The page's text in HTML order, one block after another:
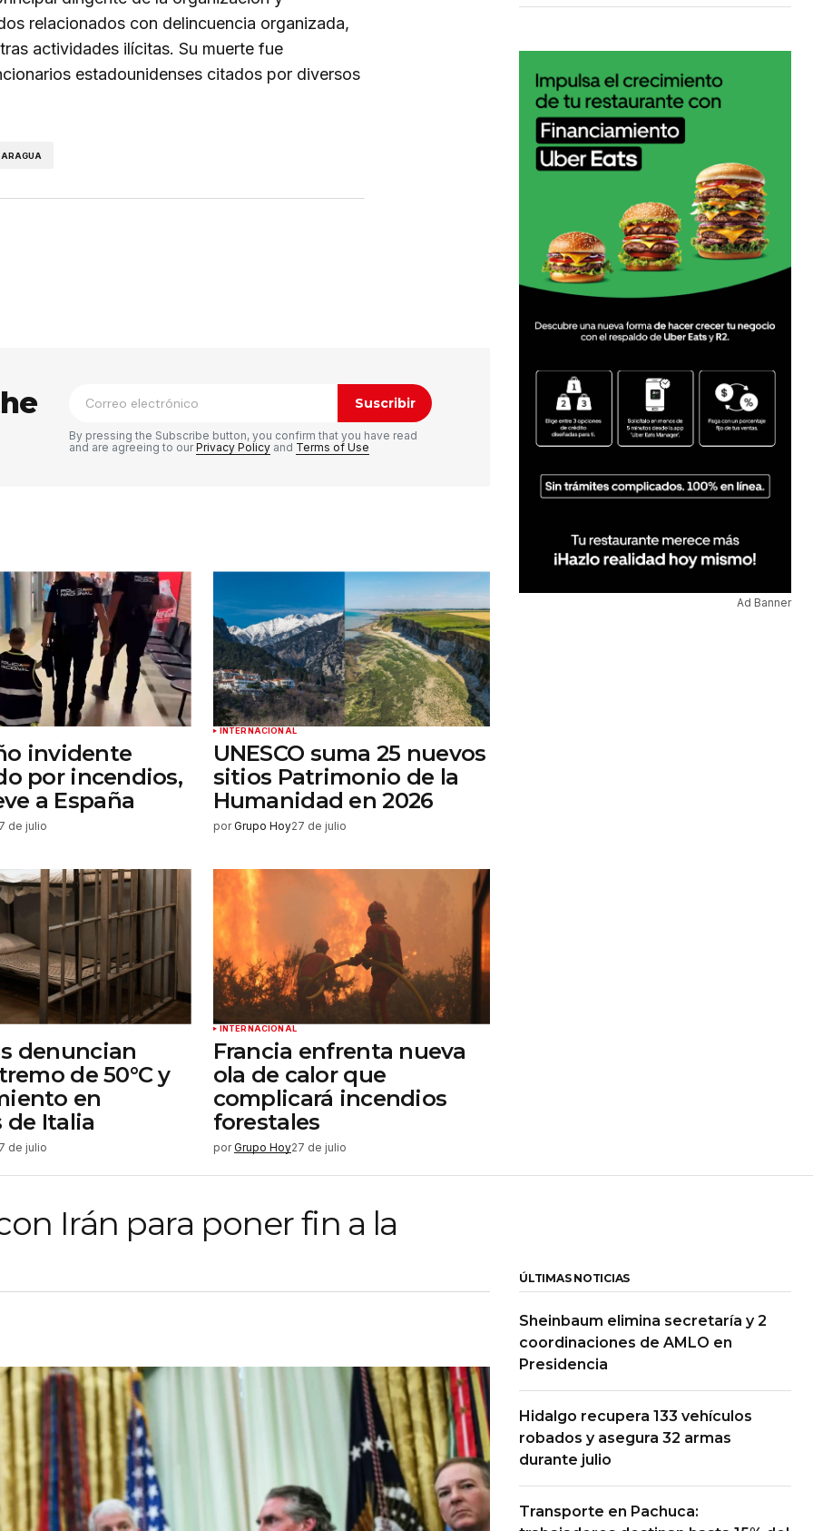
relacionados con delincuencia organizada,
actividades ilícitas. Su muerte fue
estadounidenses citados por diversos
ARAGUA
la
Suscribir
By pressing the Subscribe button, you confirm that you have read
and are agreeing to ourPrivacy Policy and Terms of Use
invidente
por incendios,
a España
de julio
INTERNACIONAL
UNESCO suma 25 nuevos
sitios Patrimonio de la
Humanidad en 2026
por Grupo Hoy27 de julio
denuncian
de 50°C y
en
de Italia
de julio
INTERNACIONAL
Francia enfrenta nueva
ola de calor que
complicará incendios
forestales
por Grupo Hoy27 de julio
Ad Banner
Irán para poner fin a la
ÚLTIMAS NOTICIAS
Sheinbaum elimina secretaría y 2
coordinaciones de AMLO en
Presidencia
Hidalgo recupera 133 vehículos
robados y asegura 32 armas
durante julio
Transporte en Pachuca: